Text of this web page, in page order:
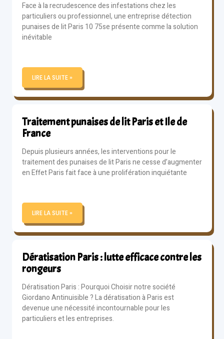
Face à la recrudescence des infestations chez les
particuliers ou professionnel, une entreprise détection
punaises de lit Paris 10 75se présente comme la solution
inévitable
LIRE LA SUITE »
Traitement punaises de lit Paris et Ile de
France
Depuis plusieurs années, les interventions pour le
traitement des punaises de lit Paris ne cesse d’augmenter
en Effet Paris fait face à une prolifération inquiétante
LIRE LA SUITE »
Dératisation Paris : lutte efficace contre les
rongeurs
Dératisation Paris : Pourquoi Choisir notre société
Giordano Antinuisible ? La dératisation à Paris est
devenue une nécessité incontournable pour les
particuliers et les entreprises.